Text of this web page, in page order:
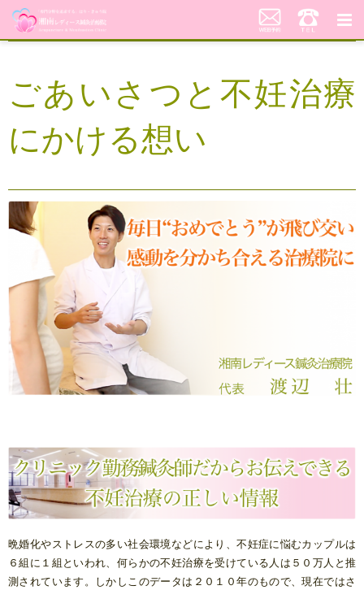
代表あいさつ「不妊鍼灸への想い」
当院の鍼灸治療について
患者さんの声
アクセス
美顔はり
ごあいさつと不妊治療
にかける想い
晩婚化やストレスの多い社会環境などにより、不妊症に悩むカップルは
６組に１組といわれ、何らかの不妊治療を受けている人は５０万人と推
測されています。しかしこのデータは２０１０年のもので、現在ではさ